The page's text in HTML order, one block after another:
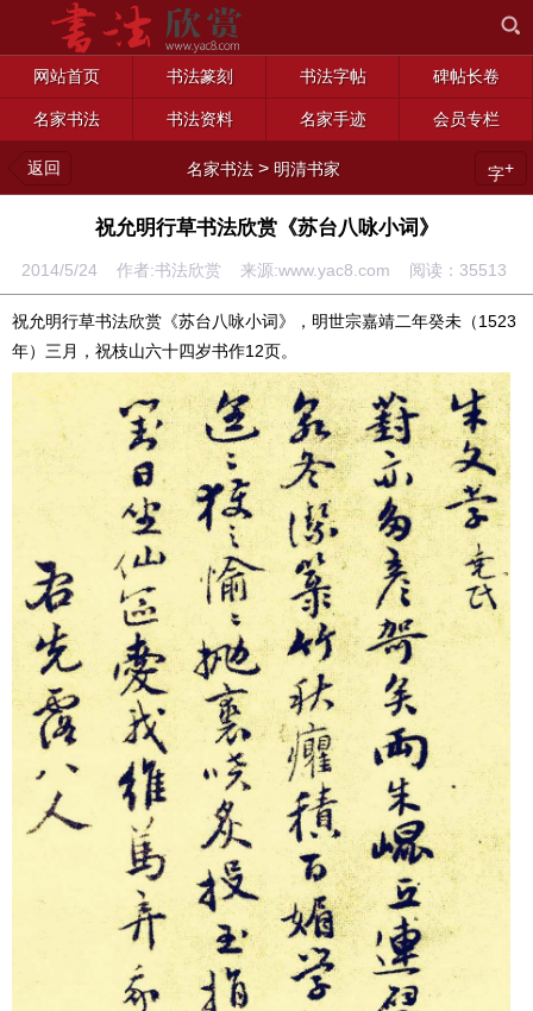
网站首页 书法篆刻 书法字帖 碑帖长卷
名家书法 书法资料 名家手迹 会员专栏
返回 名家书法 > 明清书家 字+
祝允明行草书法欣赏《苏台八咏小词》
2014/5/24 作者:书法欣赏 来源:www.yac8.com 阅读： 35513
祝允明行草书法欣赏《苏台八咏小词》，明世宗嘉靖二年癸未（1523
年）三月，祝枝山六十四岁书作12页。